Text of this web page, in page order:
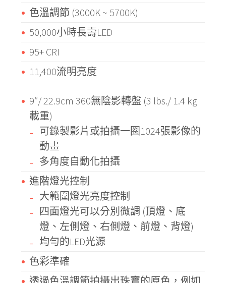
色溫調節 (3000K ~ 5700K)
50,000小時長壽LED
95+ CRI
11,400流明亮度
9″/ 22.9cm 360無陰影轉盤 (3 lbs./ 1.4 kg
載重)
可錄製影片或拍攝一圈1024張影像的
動畫
多角度自動化拍攝
進階燈光控制
大範圍燈光亮度控制
四面燈光可以分別微調 (頂燈、底
燈、左側燈、右側燈、前燈、背燈)
均勻的LED光源
色彩準確